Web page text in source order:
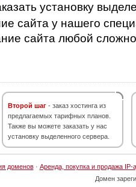
установку
сайта у нашего
сайта любой
Второй шаг - заказ хостинга из
предлагаемых тарифных планов.
Также вы можете заказать у нас
установку выделенного сервера.
доменов· Аренда, покупка и продажа IP-
Домен